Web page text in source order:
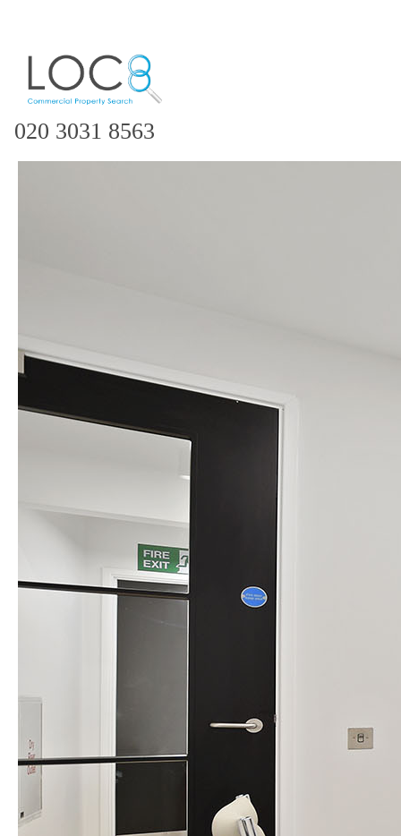
020 3031 8563